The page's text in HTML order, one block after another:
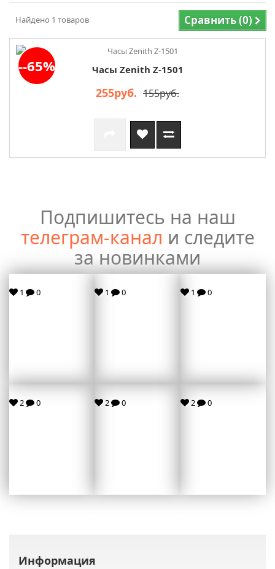
Найдено 1 товаров Сравнить (0)
--65% Часы Zenith Z-1501
255руб. 155руб.
Подпишитесь на наш
телеграм-канал и следите
за новинками
1 0 1 0 1 0
2 0 2 0 2 0
Информация